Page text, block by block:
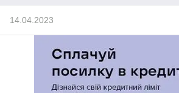
14.04.2023